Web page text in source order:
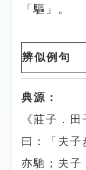
「驅」。
辨似例句
典源：
《莊子．
曰：「夫
亦馳；夫